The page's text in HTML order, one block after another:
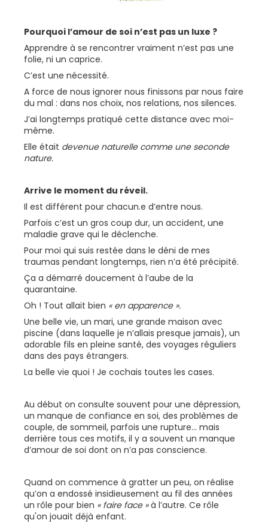
Pourquoi l’amour de soi n’est pas un luxe ?
Apprendre à se rencontrer vraiment n’est pas une
folie, ni un caprice.
C’est une nécessité.
A force de nous ignorer nous finissons par nous faire
du mal : dans nos choix, nos relations, nos silences.
J’ai longtemps pratiqué cette distance avec moi-
même.
Elle était devenue naturelle comme une seconde
nature.
Arrive le moment du réveil.
Il est différent pour chacun.e d’entre nous.
Parfois c’est un gros coup dur, un accident, une
maladie grave qui le déclenche.
Pour moi qui suis restée dans le déni de mes
traumas pendant longtemps, rien n’a été précipité.
Ça a démarré doucement à l’aube de la
quarantaine.
Oh ! Tout allait bien « en apparence ».
Une belle vie, un mari, une grande maison avec
piscine (dans laquelle je n’allais presque jamais), un
adorable fils en pleine santé, des voyages réguliers
dans des pays étrangers.
La belle vie quoi ! Je cochais toutes les cases.
Au début on consulte souvent pour une dépression,
un manque de confiance en soi, des problèmes de
couple, de sommeil, parfois une rupture... mais
derrière tous ces motifs, il y a souvent un manque
d’amour de soi dont on n’a pas conscience.
Quand on commence à gratter un peu, on réalise
qu’on a endossé insidieusement au fil des années
un rôle pour bien « faire face »à l’autre. Ce rôle
qu'on jouait déjà enfant.